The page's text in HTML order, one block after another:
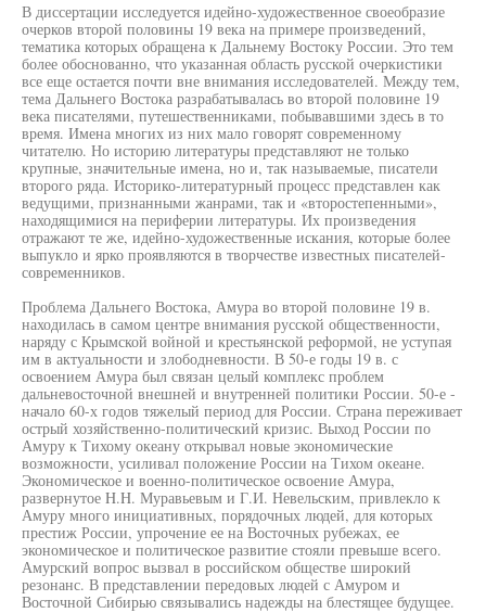
В диссертации исследуется идейно-художественное своеобразие
очерков второй половины 19 века на примере произведений,
тематика которых обращена к Дальнему Востоку России. Это тем
более обоснованно, что указанная область русской очеркистики
все еще остается почти вне внимания исследователей. Между тем,
тема Дальнего Востока разрабатывалась во второй половине 19
века писателями, путешественниками, побывавшими здесь в то
время. Имена многих из них мало говорят современному
читателю. Но историю литературы представляют не только
крупные, значительные имена, но и, так называемые, писатели
второго ряда. Историко-литературный процесс представлен как
ведущими, признанными жанрами, так и «второстепенными»,
находящимися на периферии литературы. Их произведения
отражают те же, идейно-художественные искания, которые более
выпукло и ярко проявляются в творчестве известных писателей-
современников.
Проблема Дальнего Востока, Амура во второй половине 19 в.
находилась в самом центре внимания русской общественности,
наряду с Крымской войной и крестьянской реформой, не уступая
им в актуальности и злободневности. В 50-е годы 19 в. с
освоением Амура был связан целый комплекс проблем
дальневосточной внешней и внутренней политики России. 50-е -
начало 60-х годов тяжелый период для России. Страна переживает
острый хозяйственно-политический кризис. Выход России по
Амуру к Тихому океану открывал новые экономические
возможности, усиливал положение России на Тихом океане.
Экономическое и военно-политическое освоение Амура,
развернутое H.H. Муравьевым и Г.И. Невельским, привлекло к
Амуру много инициативных, порядочных людей, для которых
престиж России, упрочение ее на Восточных рубежах, ее
экономическое и политическое развитие стояли превыше всего.
Амурский вопрос вызвал в российском обществе широкий
резонанс. В представлении передовых людей с Амуром и
Восточной Сибирью связывались надежды на блестящее будущее.